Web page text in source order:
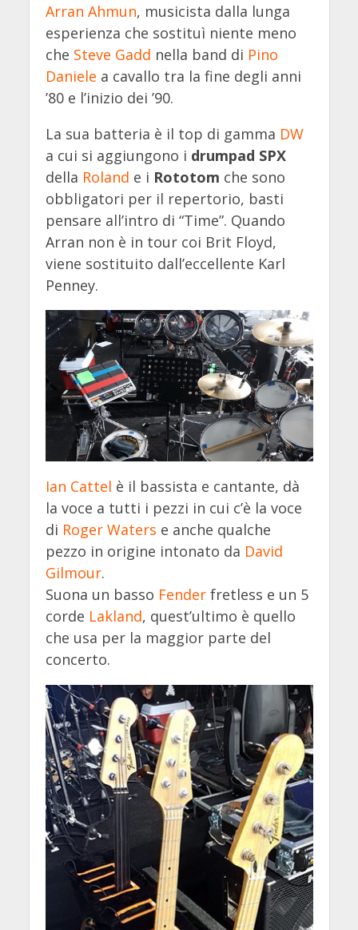
Arran Ahmun, musicista dalla lunga
esperienza che sostituì niente meno
che Steve Gadd nella band di Pino
Daniele a cavallo tra la fine degli anni
’80 e l’inizio dei ’90.
La sua batteria è il top di gamma DW
a cui si aggiungono i drumpad SPX
della Roland e i Rototom che sono
obbligatori per il repertorio, basti
pensare all’intro di “Time”. Quando
Arran non è in tour coi Brit Floyd,
viene sostituito dall’eccellente Karl
Penney.
Ian Cattel è il bassista e cantante, dà
la voce a tutti i pezzi in cui c’è la voce
di Roger Waters e anche qualche
pezzo in origine intonato da David
Gilmour.
Suona un basso Fenderfretless e un 5
corde Lakland, quest’ultimo è quello
che usa per la maggior parte del
concerto.